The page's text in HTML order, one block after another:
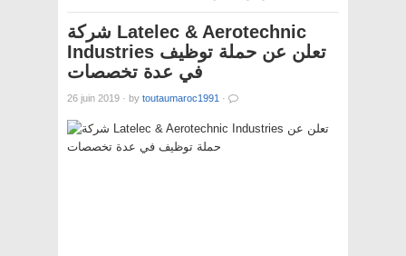
شركة Latelec & Aerotechnic
Industries تعلن عن حملة توظيف
في عدة تخصصات
26 juin 2019 · by toutaumaroc1991 ·